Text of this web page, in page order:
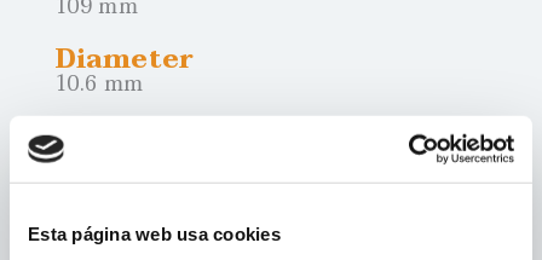
Esta página web usa cookies
Diameter
10.6 mm
Weight
Presentation
packs of 5 and 25 units